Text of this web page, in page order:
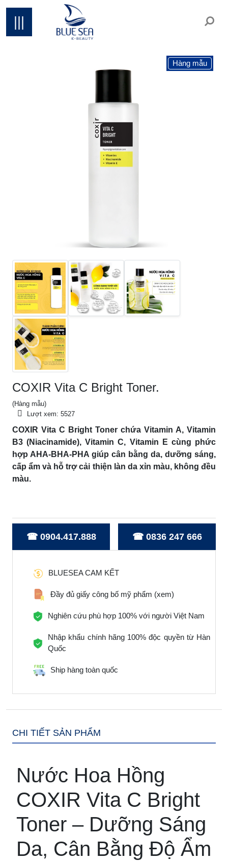
Hàng mẫu
COXIR Vita C Bright Toner.
(Hàng mẫu)
Lượt xem: 5527
COXIR Vita C Bright Toner chứa Vitamin A, Vitamin
B3 (Niacinamide), Vitamin C, Vitamin E cùng phức
hợp AHA-BHA-PHA giúp cân bằng da, dưỡng sáng,
cấp ẩm và hỗ trợ cải thiện làn da xỉn màu, không đều
màu.
☎ 0904.417.888 ☎ 0836 247 666
BLUESEA CAM KẾT
Đầy đủ giấy công bố mỹ phẩm (xem)
Nghiên cứu phù hợp 100% với người Việt Nam
Nhập khẩu chính hãng 100% độc quyền từ Hàn
Quốc
Ship hàng toàn quốc
CHI TIẾT SẢN PHẨM
Nước Hoa Hồng
COXIR Vita C Bright
Toner – Dưỡng Sáng
Da, Cân Bằng Độ Ẩm